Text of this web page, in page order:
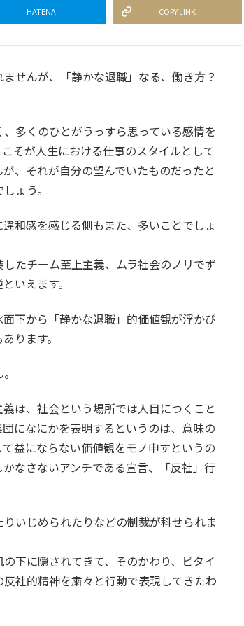
HATENA COPY LINK
せんが、「静かな退職」なる、働き方？
多くのひとがうっすら思っている感情を
そが人生における仕事のスタイルとして
、それが自分の望んでいたものだったと
ょう。
和感を感じる側もまた、多いことでしょ
たチーム至上主義、ムラ社会のノリでず
いえます。
下から「静かな退職」的価値観が浮かび
ります。
は、社会という場所では人目につくこと
になにかを表明するというのは、意味の
益にならない価値観をモノ申すというの
なさないアンチである宣言、「反社」行
いじめられたりなどの制裁が科せられま
下に隠されてきて、そのかわり、ビタイ
社的精神を粛々と行動で表現してきたわ